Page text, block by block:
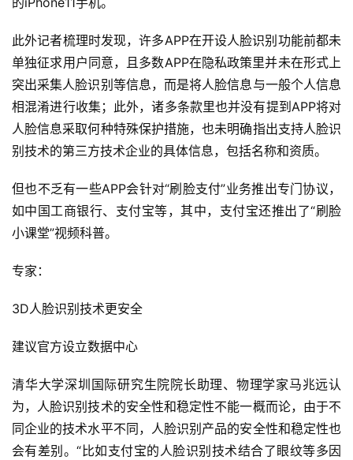
此外记者梳理时发现，许多APP在开设人脸识别功能前都未
单独征求用户同意，且多数APP在隐私政策里并未在形式上
突出采集人脸识别等信息，而是将人脸信息与一般个人信息
相混淆进行收集；此外，诸多条款里也并没有提到APP将对
人脸信息采取何种特殊保护措施，也未明确指出支持人脸识
别技术的第三方技术企业的具体信息，包括名称和资质。
但也不乏有一些APP会针对“刷脸支付”业务推出专门协议，
如中国工商银行、支付宝等，其中，支付宝还推出了“刷脸
小课堂”视频科普。
专家：
3D人脸识别技术更安全
建议官方设立数据中心
清华大学深圳国际研究生院院长助理、物理学家马兆远认
为，人脸识别技术的安全性和稳定性不能一概而论，由于不
同企业的技术水平不同，人脸识别产品的安全性和稳定性也
会有差别。“比如支付宝的人脸识别技术结合了眼纹等多因